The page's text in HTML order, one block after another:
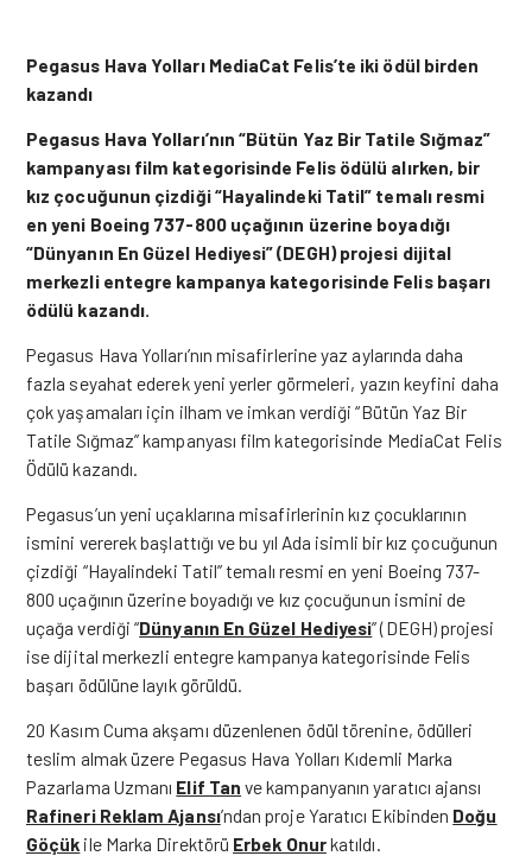
Pegasus Hava Yolları MediaCat Felis’te iki ödül birden
kazandı
Pegasus Hava Yolları’nın “Bütün Yaz Bir Tatile Sığmaz”
kampanyası film kategorisinde Felis ödülü alırken, bir
kız çocuğunun çizdiği “Hayalindeki Tatil” temalı resmi
en yeni Boeing 737-800 uçağının üzerine boyadığı
“Dünyanın En Güzel Hediyesi” (DEGH) projesi dijital
merkezli entegre kampanya kategorisinde Felis başarı
ödülü kazandı.
Pegasus Hava Yolları’nın misafirlerine yaz aylarında daha
fazla seyahat ederek yeni yerler görmeleri, yazın keyfini daha
çok yaşamaları için ilham ve imkan verdiği “Bütün Yaz Bir
Tatile Sığmaz” kampanyası film kategorisinde MediaCat Felis
Ödülü kazandı.
Pegasus’un yeni uçaklarına misafirlerinin kız çocuklarının
ismini vererek başlattığı ve bu yıl Ada isimli bir kız çocuğunun
çizdiği “Hayalindeki Tatil” temalı resmi en yeni Boeing 737-
800 uçağının üzerine boyadığı ve kız çocuğunun ismini de
uçağa verdiği “Dünyanın En Güzel Hediyesi” (DEGH) projesi
ise dijital merkezli entegre kampanya kategorisinde Felis
başarı ödülüne layık görüldü.
20 Kasım Cuma akşamı düzenlenen ödül törenine, ödülleri
teslim almak üzere Pegasus Hava Yolları Kıdemli Marka
Pazarlama Uzmanı Elif Tan ve kampanyanın yaratıcı ajansı
Rafineri Reklam Ajansı’ndan proje Yaratıcı Ekibinden Doğu
Göçük ile Marka Direktörü Erbek Onurkatıldı.